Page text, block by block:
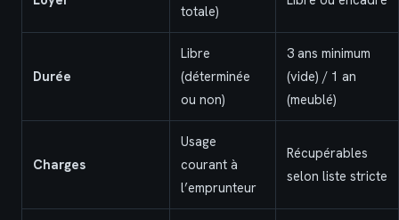
totale)
Durée
Libre
(déterminée
ou non)
3 ans minimum
(vide) / 1 an
(meublé)
Charges
Usage
courant à
l’emprunteur
Récupérables
selon liste stricte